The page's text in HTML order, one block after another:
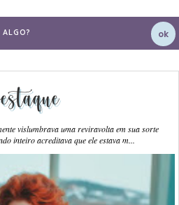
vislumbrava uma reviravolta em sua sorte
inteiro acreditava que ele estava m...